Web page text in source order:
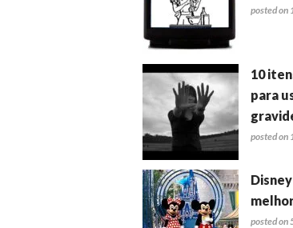
posted on
10
para
posted on
posted on